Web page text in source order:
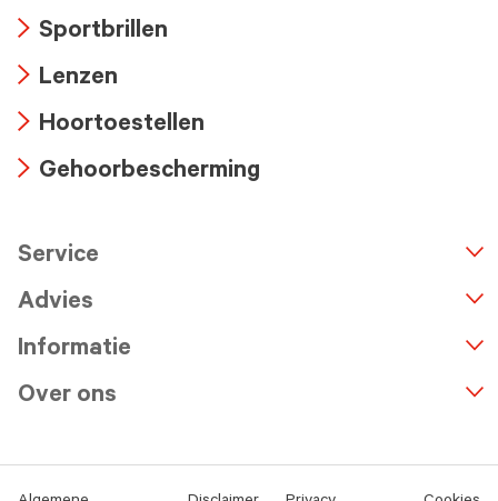
icon
icon
Sportbrillen
icon
Lenzen
icon
Hoortoestellen
Gehoorbescherming
Service
Advies
Informatie
Over ons